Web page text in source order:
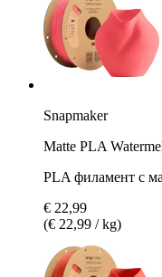
Snapmaker
Matte PLA
PLA филамент с
€ 22,99
(€ 22,99 / kg)